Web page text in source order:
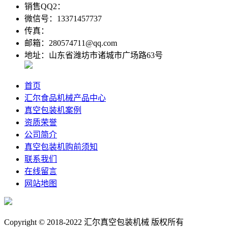
销售QQ2：
微信号：13371457737
传真：
邮箱：280574711@qq.com
地址：山东省潍坊市诸城市广场路63号
首页
汇尔食品机械产品中心
真空包装机案例
资质荣誉
公司简介
真空包装机购前须知
联系我们
在线留言
网站地图
Copyright © 2018-2022 汇尔真空包装机械 版权所有